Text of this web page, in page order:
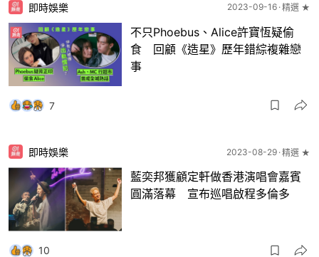
即時娛樂 2023-09-16 精選 ★
不只Phoebus、Alice許寶恆疑偷
食 回顧《造星》歷年錯綜複雜戀
事
7
即時娛樂 2023-08-29 精選 ★
藍奕邦獲顧定軒做香港演唱會嘉賓
圓滿落幕 宣布巡唱啟程多倫多
10